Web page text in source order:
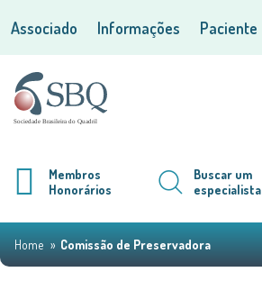
Associado Informações Paciente
Membros
Honorários
Buscar um
especialista
Home Comissão de Preservadora